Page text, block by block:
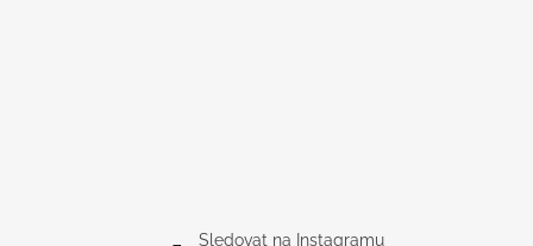
Sledovat na Instagramu